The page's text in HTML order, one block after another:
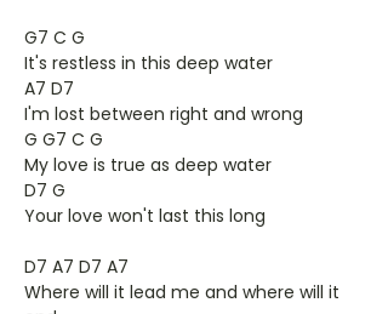
G7 C G
It's restless in this deep water
A7 D7
I'm lost between right and wrong
G G7 C G
My love is true as deep water
D7 G
Your love won't last this long
D7 A7 D7 A7
Where will it lead me and where will it